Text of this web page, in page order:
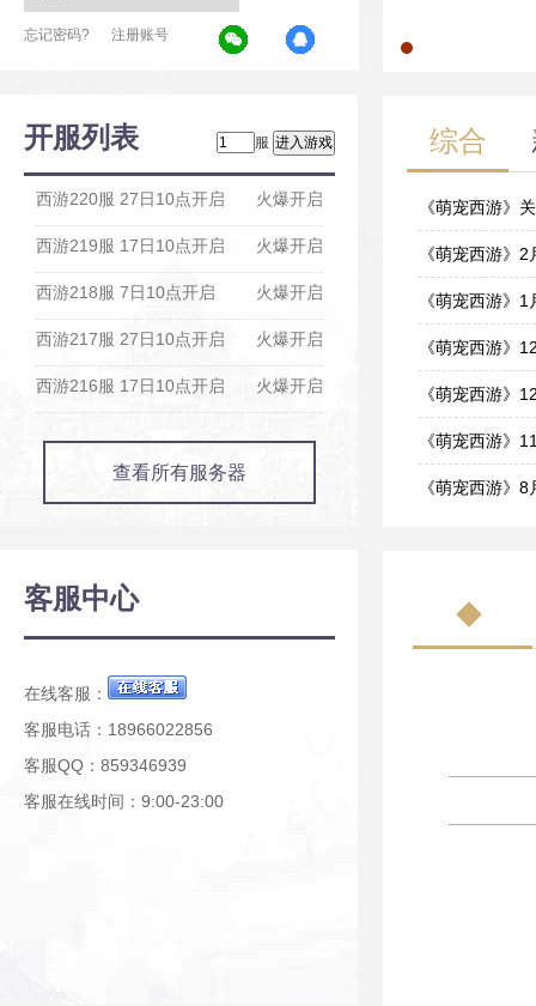
忘记密码? 注册账号
开服列表 服
火爆开启
西游220服 27日10点开启
火爆开启
西游219服 17日10点开启
火爆开启
西游218服 7日10点开启
火爆开启
西游217服 27日10点开启
火爆开启
西游216服 17日10点开启
查看所有服务器
客服中心
在线客服：
客服电话：18966022856
客服QQ：859346939
客服在线时间：9:00-23:00
综合
《萌宠西游》
03-10
《萌宠西游》
02-19
《萌宠西游》
01-15
《萌宠西游》
12-24
《萌宠西游》
12-09
《萌宠西游》
11-13
《萌宠西游》
《萌宠西游》